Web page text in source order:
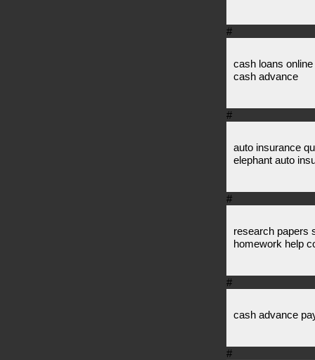
#
cash loans
cash advance
#
auto insurance
elephant auto
#
research papers
homework help
#
cash advance
#